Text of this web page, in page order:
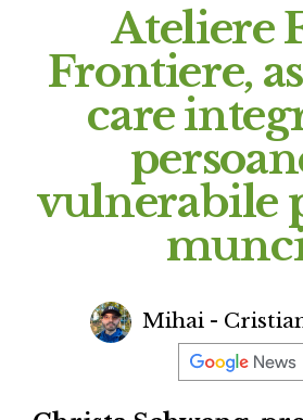
Ateliere
Frontiere,
care
vulnerabile
Mihai -